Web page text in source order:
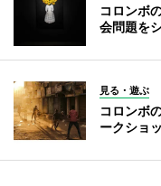
コロンボ
会問題を
見る・遊ぶ
コロンボ
ークショ